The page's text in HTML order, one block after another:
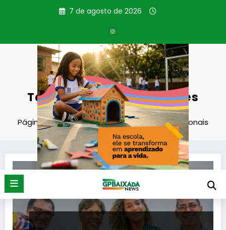
7 de agosto de 2026
Tag: Povos e Comunidades
Tradicionais
Página inicial Povos e Comunidades Tradicionais